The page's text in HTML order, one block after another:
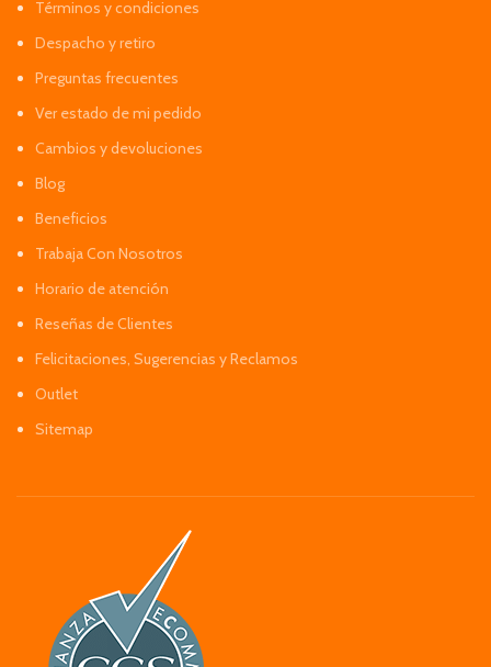
Términos y condiciones
Despacho y retiro
Preguntas frecuentes
Ver estado de mi pedido
Cambios y devoluciones
Blog
Beneficios
Trabaja Con Nosotros
Horario de atención
Reseñas de Clientes
Felicitaciones, Sugerencias y Reclamos
Outlet
Sitemap